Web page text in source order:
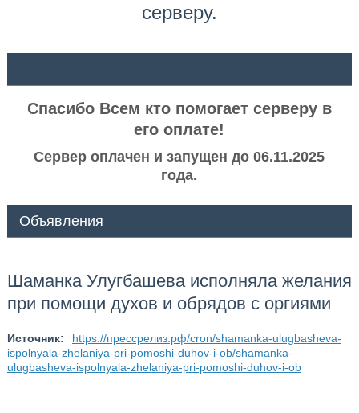
серверу.
Спасибо Всем кто помогает серверу в
его оплате!
Сервер оплачен и запущен до 06.11.2025
года.
Объявления
Шаманка Улугбашева исполняла желания
при помощи духов и обрядов с оргиями
Источник:
https://прессрелиз.рф/cron/shamanka-ulugbasheva-
ispolnyala-zhelaniya-pri-pomoshi-duhov-i-ob/shamanka-
ulugbasheva-ispolnyala-zhelaniya-pri-pomoshi-duhov-i-ob